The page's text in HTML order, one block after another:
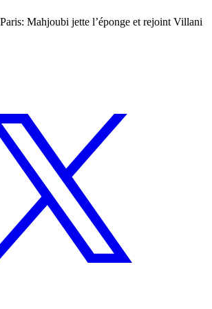
Mahjoubi jette l’éponge et rejoint Villani